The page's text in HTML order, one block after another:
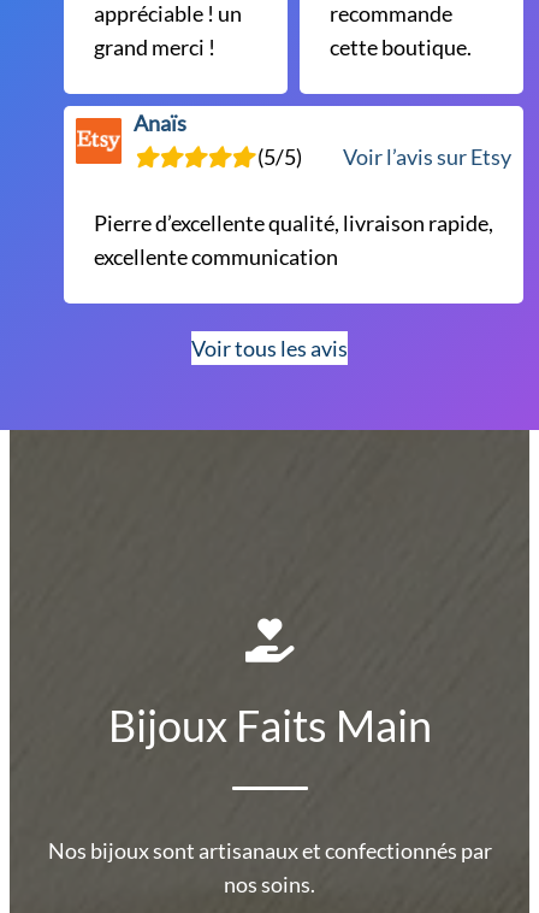
appréciable ! un
grand merci !
recommande
cette boutique.
Anaïs
(5/5)
Voir l’avis sur Etsy
Pierre d’excellente qualité, livraison rapide,
excellente communication
Voir tous les avis
Bijoux Faits Main
Nos bijoux sont artisanaux et confectionnés par
nos soins.